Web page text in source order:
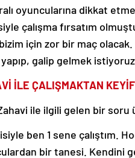
oyuncularına dikkat
çalışma fırsatım
için zor bir maç
galip gelmek
İLE ÇALIŞMAKTAN
ile ilgili gelen bir
ben 1 sene çalıştım.
bir tanesi. Kendini